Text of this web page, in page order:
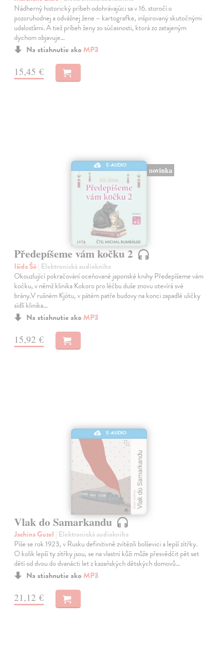
Nádherný historický príbeh odohrávajúci sa v 16. storočí o
pozoruhodnej a odvážnej žene – kartografke, inšpirovaný skutočnými
udalosťami. A tiež príbeh ženy zo súčasnosti, ktorá zo zatajeným
dychom objavuje…
Na stiahnutie ako MP3
15,45 €
E-AUDIO
novinka
Předepíšeme vám kočku 2
Išida Šó| Elektronická audiokniha
Okouzlující pokračování oceňované japonské knihy Předepíšeme vám
kočku, v němž klinika Kokoro pro léčbu duše znovu otevírá své
brány.V rušném Kjótu, v pátém patře budovy na konci zapadlé uličky
sídlí klinika…
Na stiahnutie ako MP3
15,92 €
E-AUDIO
Vlak do Samarkandu
Jachina Guzel | Elektronická audiokniha
Píše se rok 1923, v Rusku definitivně zvítězili bolševici a lepší zítřky.
O kolik lepší ty zítřky jsou, se na vlastní kůži může přesvědčit pět set
dětí od dvou do dvanácti let z kazaňských dětských domovů…
Na stiahnutie ako MP3
21,12 €